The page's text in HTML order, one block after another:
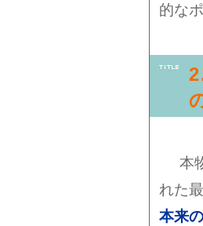
的な
本
れた
本来